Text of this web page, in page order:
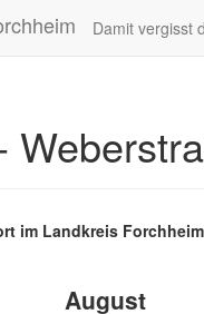
Damit vergisst
im Landkreis Forchheim
August